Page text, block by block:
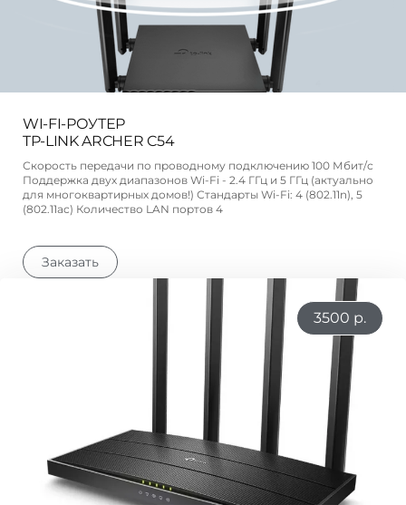
WI-FI-РОУТЕР
TP-LINK ARCHER C54
Скорость передачи по проводному подключению 100 Мбит/с
Поддержка двух диапазонов Wi-Fi - 2.4 ГГц и 5 ГГц (актуально
для многоквартирных домов!) Стандарты Wi-Fi: 4 (802.11n), 5
(802.11ac) Количество LAN портов 4
Заказать
3500 р.